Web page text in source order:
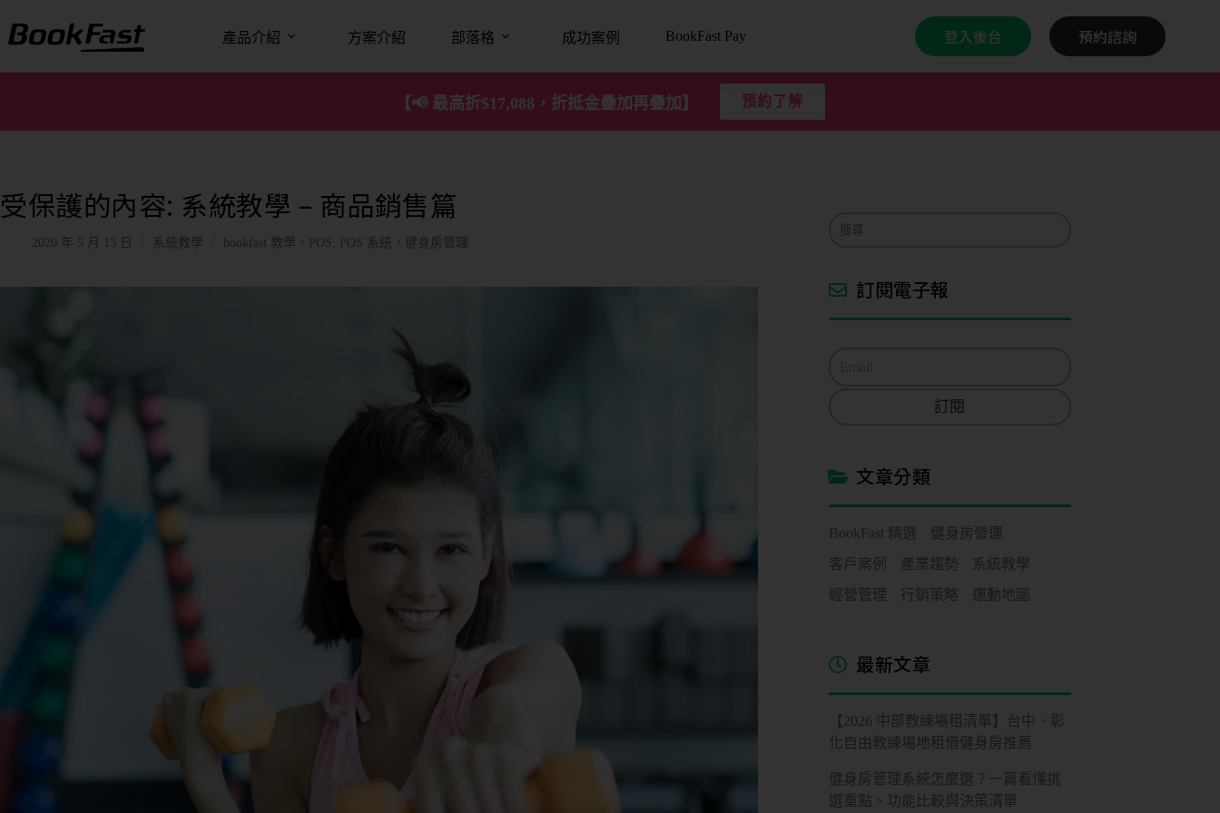
產品介紹 方案介紹 部落格 成功案例 BookFast Pay 登入後台 預約諮詢
【📢 最高折$17,088，折抵金疊加再疊加】 預約了解
受保護的內容: 系統教學 – 商品銷售篇
2020 年 5 月 13 日 系統教學 bookfast 教學，POS, POS 系統，健身房管理
訂閱電子報
訂閱
文章分類
BookFast 精選
健身房營運
客戶案例
產業趨勢
系統教學
經營管理
行銷策略 運動地圖
最新文章
【2026 中部教練場租清單】台中、彰
化自由教練場地租借健身房推薦
健身房管理系統怎麼選？一篇看懂挑
選重點、功能比較與決策清單